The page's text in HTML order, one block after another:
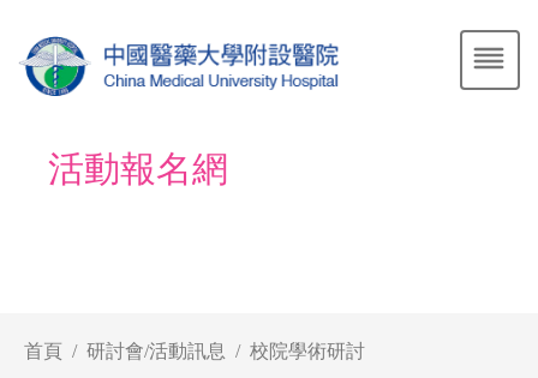
活動報名網
首頁 研討會/活動訊息
校院學術研討